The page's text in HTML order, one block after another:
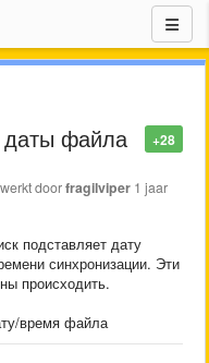
+28
даты файла
doorfragilviper 1 jaar
подставляет дату
синхронизации. Эти
происходить.
время файла